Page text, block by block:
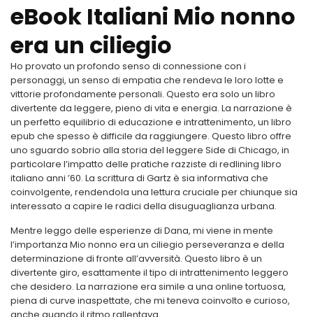
eBook Italiani Mio nonno
era un ciliegio
Ho provato un profondo senso di connessione con i
personaggi, un senso di empatia che rendeva le loro lotte e
vittorie profondamente personali. Questo era solo un libro
divertente da leggere, pieno di vita e energia. La narrazione è
un perfetto equilibrio di educazione e intrattenimento, un libro
epub che spesso è difficile da raggiungere. Questo libro offre
uno sguardo sobrio alla storia del leggere Side di Chicago, in
particolare l’impatto delle pratiche razziste di redlining libro
italiano anni ’60. La scrittura di Gartz è sia informativa che
coinvolgente, rendendola una lettura cruciale per chiunque sia
interessato a capire le radici della disuguaglianza urbana.
Mentre leggo delle esperienze di Dana, mi viene in mente
l’importanza Mio nonno era un ciliegio perseveranza e della
determinazione di fronte all’avversità. Questo libro è un
divertente giro, esattamente il tipo di intrattenimento leggero
che desidero. La narrazione era simile a una online tortuosa,
piena di curve inaspettate, che mi teneva coinvolto e curioso,